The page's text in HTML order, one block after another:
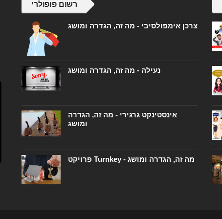
רשום פופולרי
צרכן אימפולסיבי - מה זה, הגדרה ומושג
נעילה - מה זה, הגדרה ומושג
אינסטינקט גרגירי - מה זה, הגדרה
ומושג
פרויקט Turnkey - מה זה, הגדרה ומושג